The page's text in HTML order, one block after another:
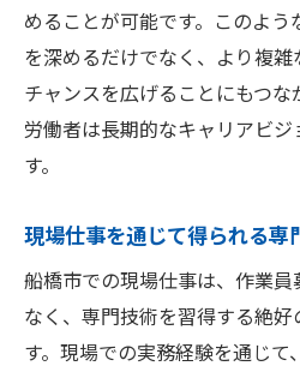
めることが可能です。このよ
を深めるだけでなく、より複
チャンスを広げることにもつな
労働者は長期的なキャリアビ
す。
現場仕事を通じて得られる専
船橋市での現場仕事は、作業
なく、専門技術を習得する絶
す。現場での実務経験を通じ